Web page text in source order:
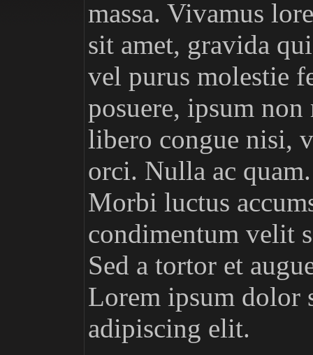
massa. Vivamus
sit amet, gravida
vel purus molestie
posuere, ipsum
libero congue nisi,
orci. Nulla ac
Morbi luctus
condimentum velit
Sed a tortor et
Lorem ipsum dolor
adipiscing elit.